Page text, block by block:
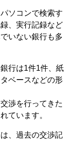
ソコンで検索す
、実行記録など
いない銀行も多
行は1件1件、紙
ベースなどの形
渉を行ってきた
ています。
、過去の交渉記